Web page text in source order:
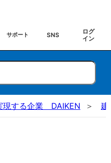
サポート SNS
ログ
イン
現する企業 DAIKEN 建